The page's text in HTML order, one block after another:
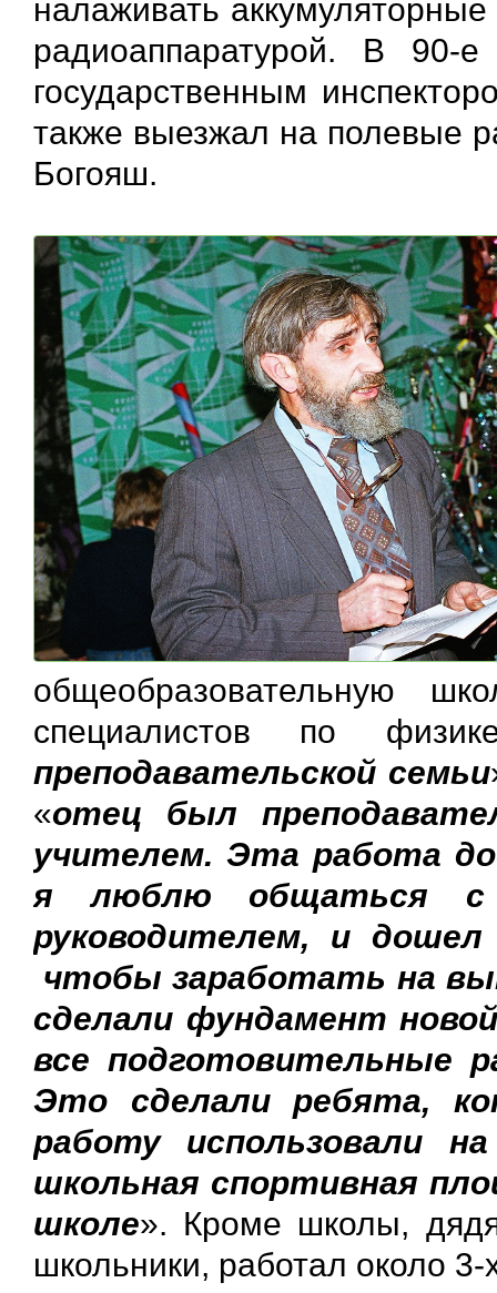
налаживать
радиоаппаратурой. В 90-
государственным
также выезжал на полевые
Богояш.
общеобразовательную
специалистов по
преподавательской семьи
«отец был
учителем. Эта работа
я люблю общаться с
руководителем, и
чтобы заработать на
сделали фундамент
все подготовительные
Это сделали ребята,
работу использовали
школьная спортивная
школе». Кроме школы,
школьники, работал около